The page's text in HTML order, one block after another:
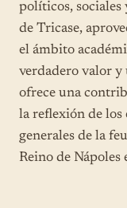
políticos, sociales
de Tricase,
el ámbito
verdadero valor y
ofrece una
la reflexión de los
generales de la
Reino de Nápoles